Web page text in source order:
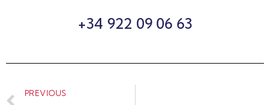
+34 922 09 06 63
PREVIOUS